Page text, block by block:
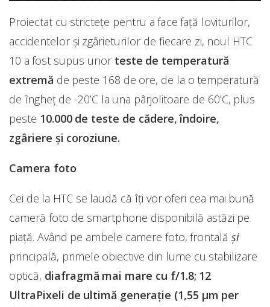
Proiectat cu stricteţe pentru a face faţă loviturilor,
accidentelor şi zgârieturilor de fiecare zi, noul HTC
10 a fost supus unor teste de temperatură
extremă de peste 168 de ore, de la o temperatură
de îngheţ de -20’C la una pârjolitoare de 60’C, plus
peste 10.000 de teste de cădere, îndoire,
zgâriere şi coroziune.
Camera foto
Cei de la HTC se laudă că îți vor oferi cea mai bună
cameră foto de smartphone disponibilă astăzi pe
piaţă. Având pe ambele camere foto, frontală și
principală, primele obiective din lume cu stabilizare
optică, diafragmă mai mare cu f/1.8; 12
UltraPixeli de ultimă generaţie (1,55 µm per